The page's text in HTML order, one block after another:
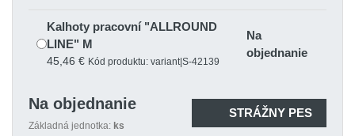
Kalhoty pracovní "ALLROUND
LINE" M
45,46 € Kód produktu: variant|S-42139
Na
objednanie
Kalhoty pracovní "ALLROUND
LINE" S
45,46 €Kód produktu: variant|S-42137
Na
objednanie
Na objednanie
Základná jednotka: ks
STRÁŽNY PES